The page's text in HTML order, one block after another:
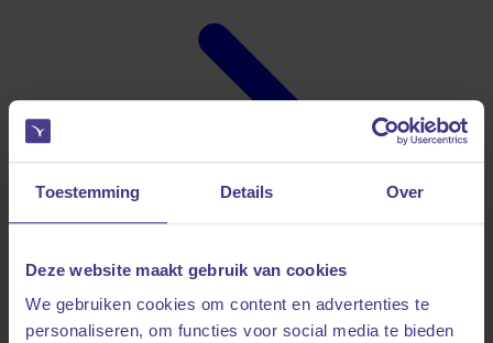
Toestemming Details Over
Deze website maakt gebruik van cookies
We gebruiken cookies om content en advertenties te
personaliseren, om functies voor social media te bieden